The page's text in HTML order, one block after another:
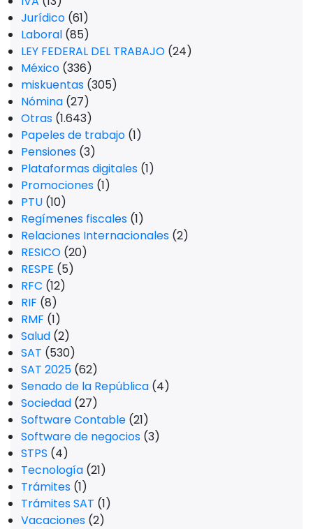
Jurídico (61)
Laboral (85)
LEY FEDERAL DEL TRABAJO (24)
México (336)
miskuentas (305)
Nómina (27)
Otras (1.643)
Papeles de trabajo (1)
Pensiones (3)
Plataformas digitales (1)
Promociones (1)
PTU (10)
Regímenes fiscales (1)
Relaciones Internacionales (2)
RESICO (20)
RESPE (5)
RFC (12)
RIF (8)
RMF (1)
Salud (2)
SAT (530)
SAT 2025 (62)
Senado de la República (4)
Sociedad (27)
Software Contable (21)
Software de negocios (3)
STPS (4)
Tecnología (21)
Trámites (1)
Trámites SAT (1)
Vacaciones (2)